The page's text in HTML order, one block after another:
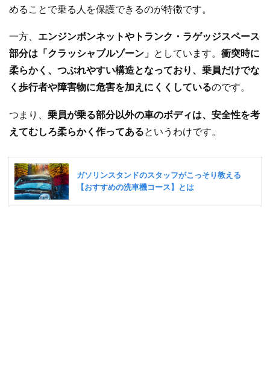
めることで乗る人を保護できるのが特徴です。
一方、 エンジンボンネットやトランク・ラゲッジスペース
部分は「クラッシャブルゾーン」 としています。 衝突時に
柔らかく、つぶれやすい構造となっており、乗員だけでな
く歩行者や障害物に危害を加えにくくしているのです。
つまり、 乗員が乗る部分以外の車のボディは、安全性を考
えてむしろ柔らかく作ってあるというわけです。